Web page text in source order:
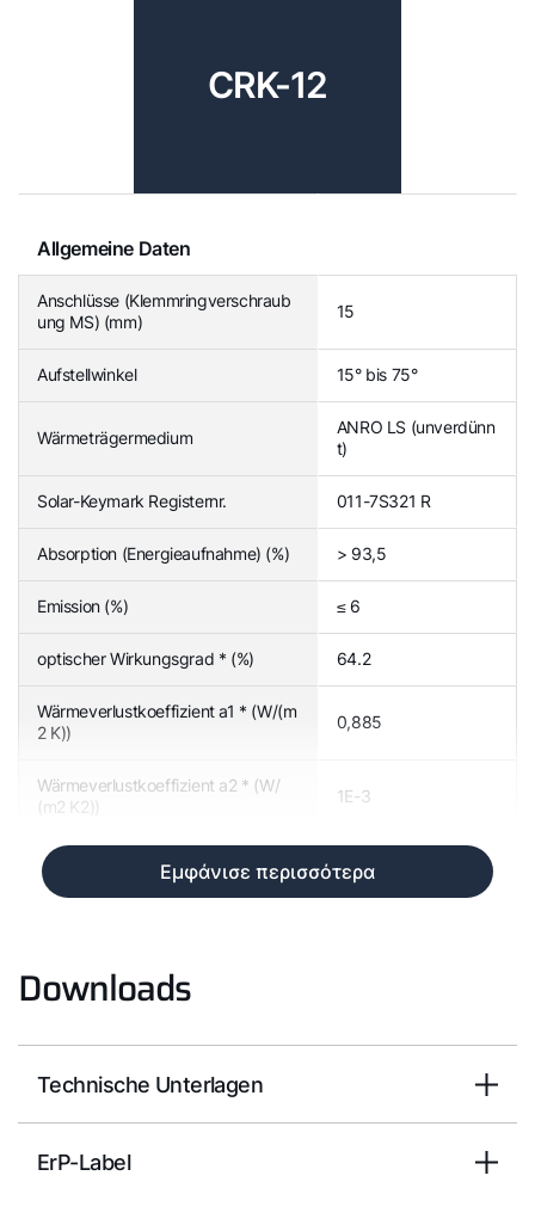
CRK-12
Allgemeine Daten
Anschlüsse (Klemmringverschraub
ung MS) (mm)
15
Aufstellwinkel 15° bis 75°
Wärmeträgermedium
ANRO LS (unverdünn
t)
Solar-Keymark Registernr. 011-7S321 R
Absorption (Energieaufnahme) (%) > 93,5
Emission (%) ≤ 6
optischer Wirkungsgrad * (%) 64.2
Wärmeverlustkoeffizient a1 * (W/(m
2 K))
0,885
Wärmeverlustkoeffizient a2 * (W/
(m2 K2))
1E-3
Εμφάνισε περισσότερα
Downloads
Technische Unterlagen
ErP-Label